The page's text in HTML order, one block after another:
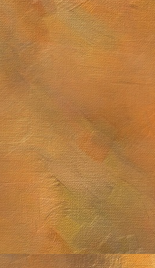
Epsilon Lyrae y Saturno Sol. 21 y
de julio a 15 de agosto de 2025Sol. 2 de